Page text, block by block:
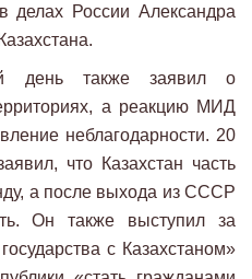
делах России Александра
день также заявил о
а реакцию МИД
неблагодарности. 20
что Казахстан часть
а после выхода из СССР
Он также выступил за
с Казахстаном»